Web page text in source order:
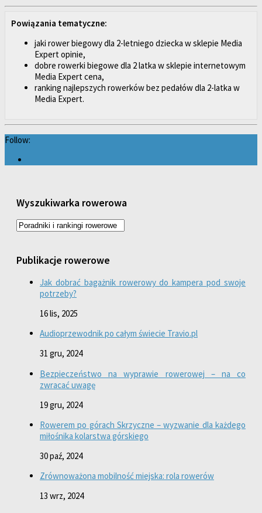
Powiązania tematyczne:
jaki rower biegowy dla 2-letniego dziecka w sklepie Media
Expert opinie,
dobre rowerki biegowe dla 2 latka w sklepie internetowym
Media Expert cena,
ranking najlepszych rowerków bez pedałów dla 2-latka w
Media Expert.
Follow:
Wyszukiwarka rowerowa
Publikacje rowerowe
Jak dobrać bagażnik rowerowy do kampera pod swoje
potrzeby?
16 lis, 2025
Audioprzewodnik po całym świecie Travio.pl
31 gru, 2024
Bezpieczeństwo na wyprawie rowerowej – na co
zwracać uwagę
19 gru, 2024
Rowerem po górach Skrzyczne – wyzwanie dla każdego
miłośnika kolarstwa górskiego
30 paź, 2024
Zrównoważona mobilność miejska: rola rowerów
13 wrz, 2024